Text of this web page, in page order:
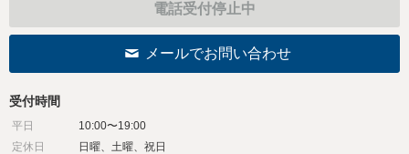
電話受付停止中
メールでお問い合わせ
受付時間
平日
10:00〜19:00
定休日
日曜、土曜、祝日